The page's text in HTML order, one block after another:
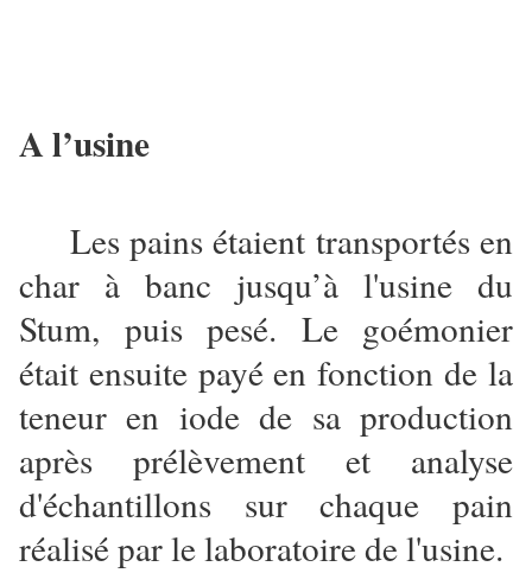
A l’usine
Les pains étaient transportés en
char à banc jusqu’à l'usine du
Stum, puis pesé. Le goémonier
était ensuite payé en fonction de la
teneur en iode de sa production
après prélèvement et analyse
d'échantillons sur chaque pain
réalisé par le laboratoire de l'usine.